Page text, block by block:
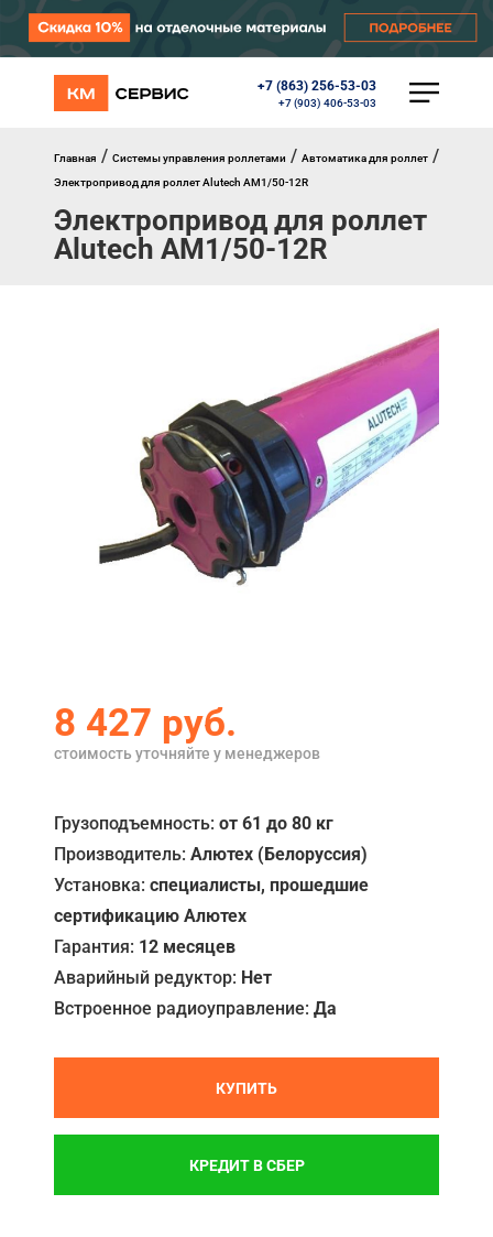
+7 (863) 256-53-03
+7 (903) 406-53-03
КАТАЛОГ
Перегрузочное оборудование
Уличные калитки
Шлагбаумы
Противопожарные ворота
Кредит
О компании
Отзывы
Контакты
Главная / Системы управления роллетами / Автоматика для роллет /
Электропривод для роллет Alutech AM1/50-12R
Электропривод для роллет
Alutech AM1/50-12R
8 427 руб.
стоимость уточняйте у менеджеров
Грузоподъемность: от 61 до 80 кг
Производитель: Алютех (Белоруссия)
Установка: специалисты, прошедшие
сертификацию Алютех
Гарантия: 12 месяцев
Аварийный редуктор: Нет
Встроенное радиоуправление: Да
КУПИТЬ
КРЕДИТ В СБЕР